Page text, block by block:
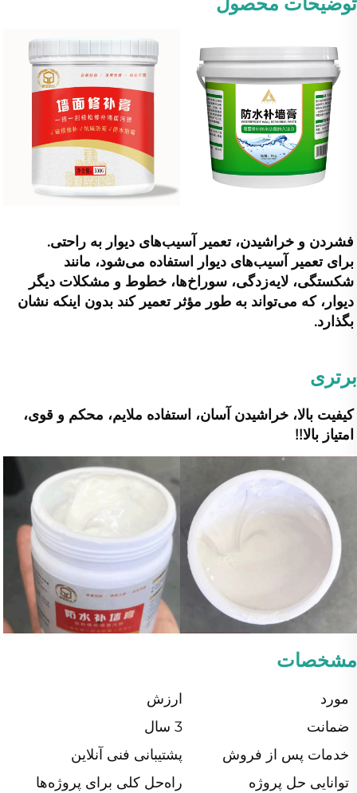
فشردن و خراشیدن، تعمیر آسیب‌های دیوار به راحتی.
بگذارد.
برتری
امتیاز بالا!!
مشخصات
مورد
ارزش
ضمانت
3 سال
خدمات پس از فروش
پشتیبانی فنی آنلاین
توانایی حل پروژه
راه‌حل کلی برای پروژه‌ها